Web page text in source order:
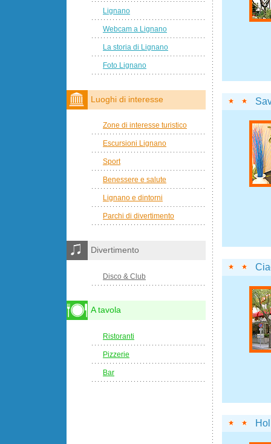
Lignano
Webcam a Lignano
La storia di Lignano
Foto Lignano
Luoghi di interesse
Zone di interesse turistico
Escursioni Lignano
Sport
Benessere e salute
Lignano e dintorni
Parchi di divertimento
Divertimento
Disco & Club
A tavola
Ristoranti
Pizzerie
Bar